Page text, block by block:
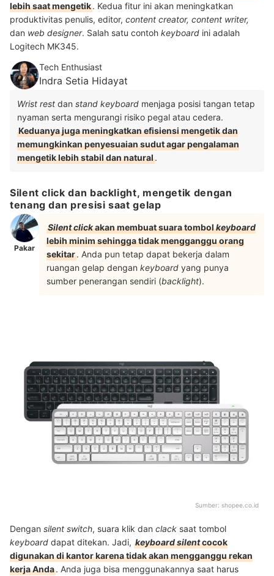
lebih saat mengetik. Kedua fitur ini akan meningkatkan
produktivitas penulis, editor, content creator, content writer,
dan web designer. Salah satu contoh keyboard ini adalah
Logitech MK345.
Tech Enthusiast
Indra Setia Hidayat
Wrist rest dan stand keyboard menjaga posisi tangan tetap
nyaman serta mengurangi risiko pegal atau cedera.
Keduanya juga meningkatkan efisiensi mengetik dan
memungkinkan penyesuaian sudut agar pengalaman
mengetik lebih stabil dan natural.
Silent click dan backlight, mengetik dengan
tenang dan presisi saat gelap
Pakar
Silent clickakan membuat suara tombolkeyboard
lebih minim sehingga tidak mengganggu orang
sekitar. Anda pun tetap dapat bekerja dalam
ruangan gelap dengan keyboard yang punya
sumber penerangan sendiri (backlight).
Sumber: shopee.co.id
Dengan silent switch, suara klik dan clack saat tombol
keyboard dapat ditekan. Jadi, keyboardsilentcocok
digunakan di kantor karena tidak akan mengganggu rekan
kerja Anda. Anda juga bisa menggunakannya saat harus